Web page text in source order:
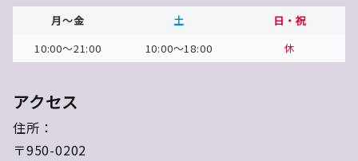
月～金 土
日・祝
10:00～21:00
10:00～18:00 休
アクセス
住所：
〒950-0202